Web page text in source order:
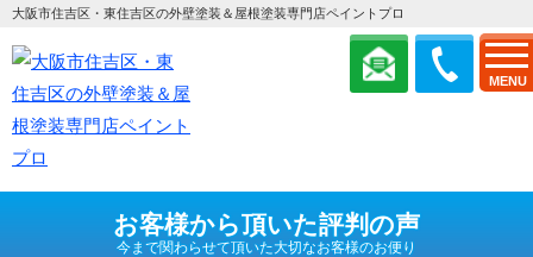
MENU
大阪市住吉区・東住吉区の外壁塗装＆屋根塗装専門店ペイントプロ
お客様から頂いた評判の声
今まで関わらせて頂いた大切なお客様のお便り